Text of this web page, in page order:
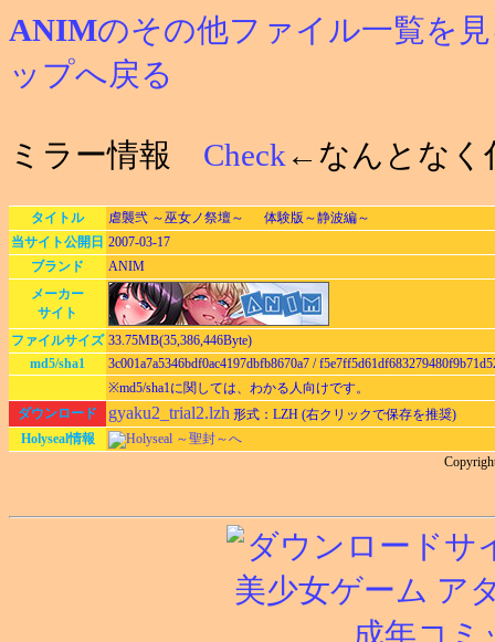
ANIMのその他ファイル一覧を
ップへ戻る
ミラー情報 Check ←なんとなく
タイトル
虐襲弐 ～巫女ノ祭壇～ 体験版～静波編～
当サイト公開日 2007-03-17
ブランド
ANIM
メーカー
サイト
ファイルサイズ 33.75MB(35,386,446Byte)
md5/sha1
3c001a7a5346bdf0ac4197dbfb8670a7 /
※md5/sha1に関しては、わかる人向けです。
ダウンロード
gyaku2_trial2.lzh 形式：LZH (右クリックで保存を推奨)
Holyseal情報
Holyseal ～聖封～へ